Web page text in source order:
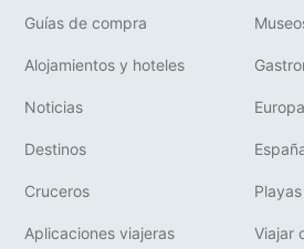
Guías de compra
Alojamientos y hoteles
Noticias Europa
Destinos
Cruceros Playas
Aplicaciones viajeras Viajar